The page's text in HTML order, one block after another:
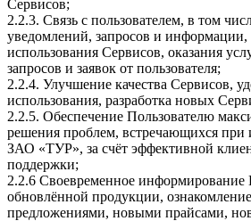
Сервисов;
2.2.3. Связь с пользователем, в том
уведомлений, запросов и
использования Сервисов, оказания
запросов и заявок от пользователя;
2.2.4. Улучшение качества Сервисов,
использования, разработка новых
2.2.5. Обеспечение Пользователю
решения проблем, встречающихся при
ЗАО «ТУР», за счёт эффективной
поддержки;
2.2.6 Своевременное информирование
обновлённой продукции,
предложениями, новыми прайсами,